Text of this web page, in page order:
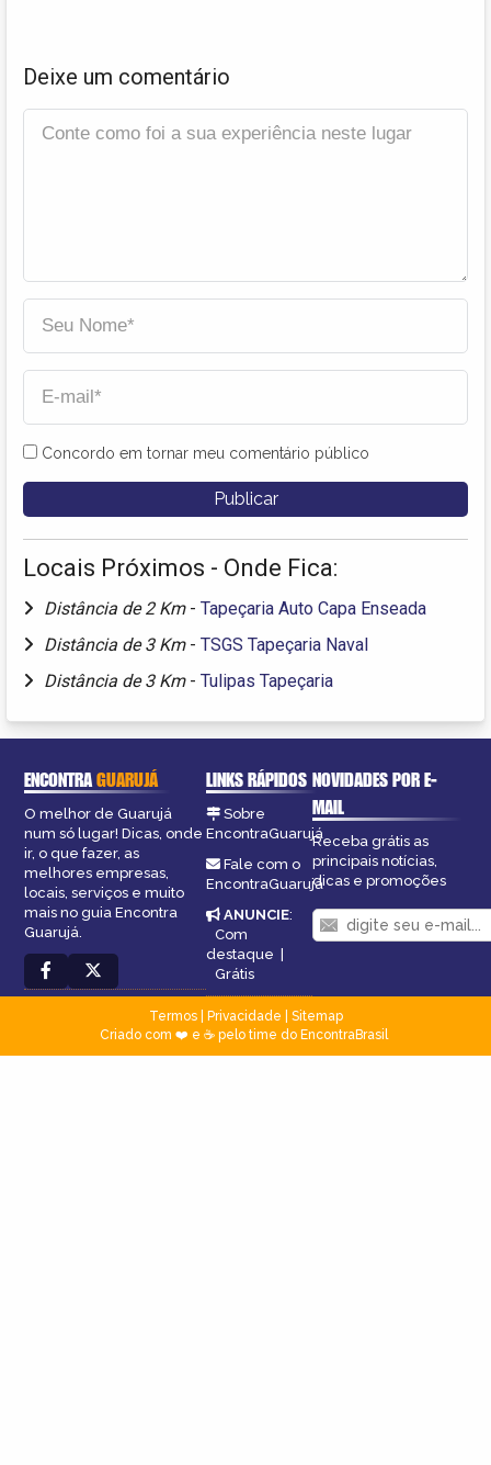
Deixe um comentário
Concordo em tornar meu comentário público
Locais Próximos - Onde Fica:
Distância de 2 Km - Tapeçaria Auto Capa Enseada
Distância de 3 Km - TSGS Tapeçaria Naval
Distância de 3 Km - Tulipas Tapeçaria
ENCONTRAGUARUJÁ
O melhor de Guarujá
num só lugar! Dicas, onde
ir, o que fazer, as
melhores empresas,
locais, serviços e muito
mais no guia Encontra
Guarujá.
LINKS RÁPIDOS
Sobre
EncontraGuarujá
Fale com o
EncontraGuarujá
ANUNCIE:
Com
destaque |
Grátis
NOVIDADES POR E-
MAIL
Receba grátis as
principais notícias,
dicas e promoções
Termos| Privacidade
Sitemap
Criado com ❤️ e ☕ pelo time do EncontraBrasil